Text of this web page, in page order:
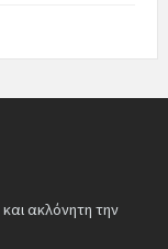
και ακλόνητη την